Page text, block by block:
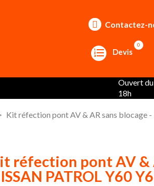
Contactez-
Devis
0
Ouvert
18h
Kit réfection pont AV & AR sans blocage
réfection pont AV &
PATROL Y60